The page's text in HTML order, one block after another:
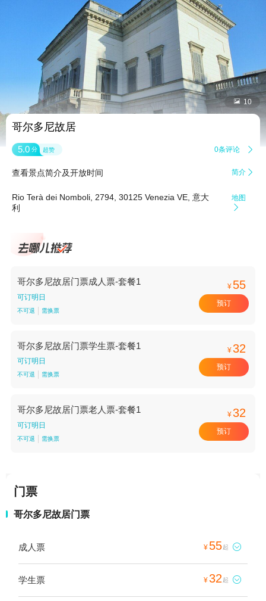
 10
哥尔多尼故居
5.0 分 超赞 0条评论 
查看景点简介及开放时间 简介 
Rio Terà dei Nomboli, 2794, 30125 Venezia VE, 意大
利
地图

哥尔多尼故居门票成人票-套餐1
可订明日
不可退 需换票
¥ 55
预订
哥尔多尼故居门票学生票-套餐1
可订明日
不可退 需换票
¥32
预订
哥尔多尼故居门票老人票-套餐1
可订明日
不可退 需换票
¥32
预订
门票
哥尔多尼故居门票
成人票 ¥ 55起 
学生票 ¥32 起 